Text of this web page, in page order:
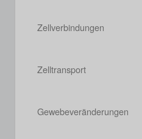
Zellverbindungen
Zelltransport
Gewebeveränderungen